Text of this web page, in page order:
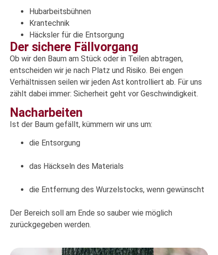
Hubarbeitsbühnen
Krantechnik
Häcksler für die Entsorgung
Der sichere Fällvorgang
Ob wir den Baum am Stück oder in Teilen abtragen,
entscheiden wir je nach Platz und Risiko. Bei engen
Verhältnissen seilen wir jeden Ast kontrolliert ab. Für uns
zählt dabei immer: Sicherheit geht vor Geschwindigkeit.
Nacharbeiten
Ist der Baum gefällt, kümmern wir uns um:
die Entsorgung
das Häckseln des Materials
die Entfernung des Wurzelstocks, wenn gewünscht
Der Bereich soll am Ende so sauber wie möglich
zurückgegeben werden.